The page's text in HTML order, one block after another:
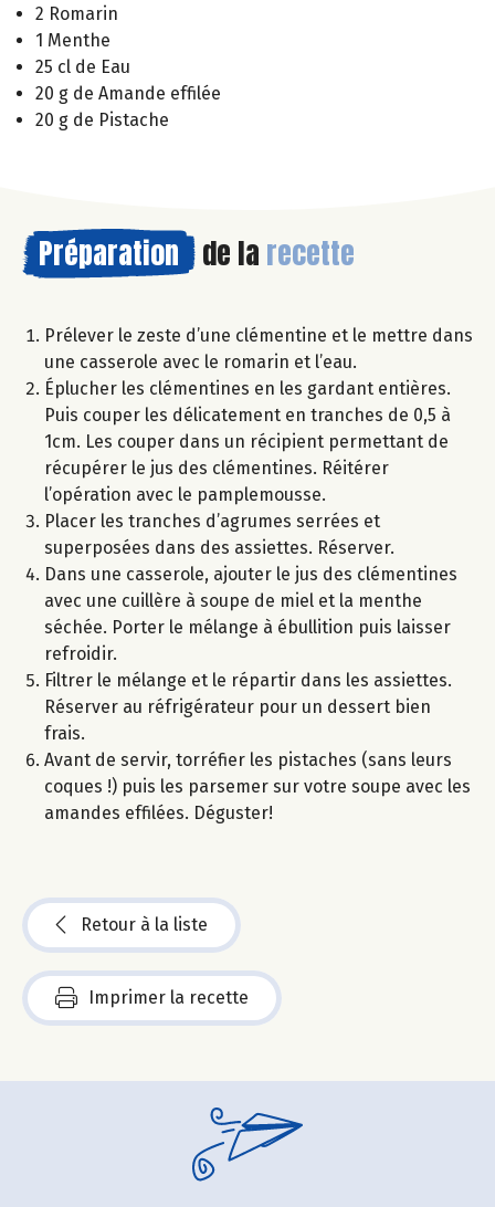
2 Romarin
1 Menthe
25 cl de Eau
20 g de Amande effilée
20 g de Pistache
Préparation de la recette
Prélever le zeste d’une clémentine et le mettre dans
une casserole avec le romarin et l’eau.
Éplucher les clémentines en les gardant entières.
Puis couper les délicatement en tranches de 0,5 à
1cm. Les couper dans un récipient permettant de
récupérer le jus des clémentines. Réitérer
l’opération avec le pamplemousse.
Placer les tranches d’agrumes serrées et
superposées dans des assiettes. Réserver.
Dans une casserole, ajouter le jus des clémentines
avec une cuillère à soupe de miel et la menthe
séchée. Porter le mélange à ébullition puis laisser
refroidir.
Filtrer le mélange et le répartir dans les assiettes.
Réserver au réfrigérateur pour un dessert bien
frais.
Avant de servir, torréfier les pistaches (sans leurs
coques !) puis les parsemer sur votre soupe avec les
amandes effilées. Déguster!
Retour à la liste
Imprimer la recette